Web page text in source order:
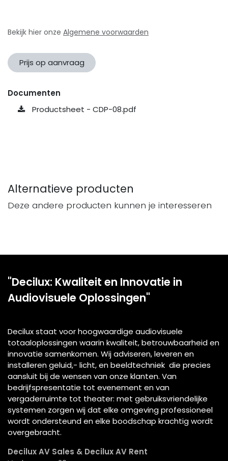
Bekijk hier onze Algemene voorwaarden
Prijs op aanvraag
Documenten
Productsheet - CDP-08.pdf
Alternatieve producten
Deze andere producten kunnen je interesseren
"Decilux: Kwaliteit en Innovatie in
Audiovisuele Oplossingen"
Decilux staat voor hoogwaardige audiovisuele
totaaloplossingen waarin kwaliteit, betrouwbaarheid en
innovatie samenkomen. Wij adviseren, leveren en
installeren geluid,- licht, en beeldtechniek die precies
aansluit bij de wensen van onze klanten. Van
bedrijfspresentatie tot evenement en van
vergaderruimte tot theater: met gebruiksvriendelijke
systemen zorgen wij dat elke omgeving professioneel
wordt ondersteund en elke boodschap krachtig wordt
overgebracht.
Decilux AV Sales & Decilux AV Rent